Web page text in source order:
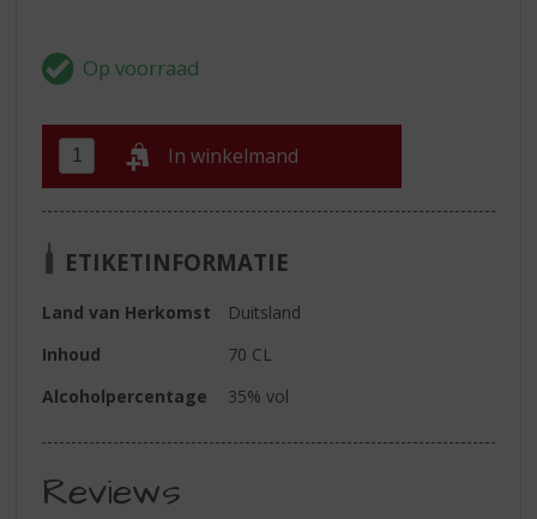
In winkelmand
ETIKETINFORMATIE
Land van Herkomst
Duitsland
Inhoud
70 CL
Alcoholpercentage
35% vol
Reviews